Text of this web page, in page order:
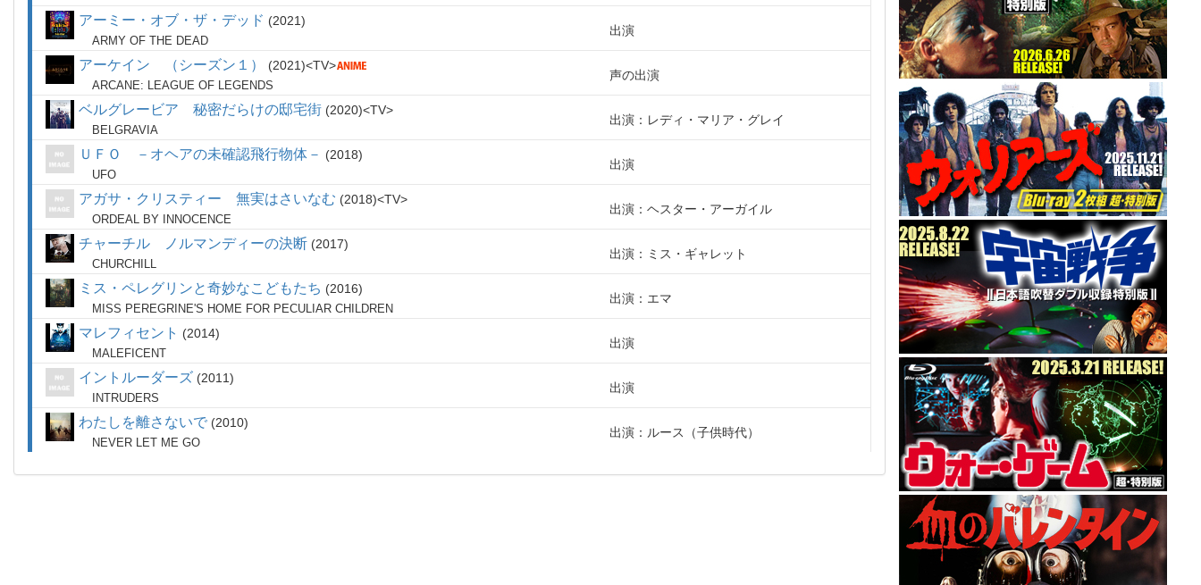
アーミー・オブ・ザ・デッド 2021
ARMY OF THE DEAD
出演
アーケイン （シーズン１） 2021 TV
ARCANE: LEAGUE OF LEGENDS
声の出演
ベルグレービア 秘密だらけの邸宅街 2020 TV
BELGRAVIA
出演：レディ・マリア・グレイ
ＵＦＯ －オヘアの未確認飛行物体－ 2018
UFO
出演
アガサ・クリスティー 無実はさいなむ 2018 TV
ORDEAL BY INNOCENCE
出演：ヘスター・アーガイル
チャーチル ノルマンディーの決断 2017
CHURCHILL
出演：ミス・ギャレット
ミス・ペレグリンと奇妙なこどもたち 2016
MISS PEREGRINE'S HOME FOR PECULIAR CHILDREN
出演：エマ
マレフィセント 2014
MALEFICENT
出演
イントルーダーズ 2011
INTRUDERS
出演
わたしを離さないで 2010
NEVER LET ME GO
出演：ルース（子供時代）